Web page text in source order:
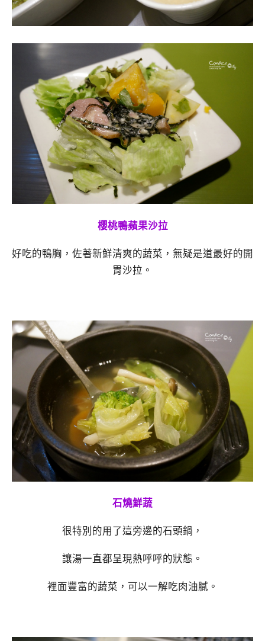
櫻桃鴨蘋果沙拉
好吃的鴨胸，佐著新鮮清爽的蔬菜，無疑是道最好的開
胃沙拉。
石燒鮮蔬
很特別的用了這旁邊的石頭鍋，
讓湯一直都呈現熱呼呼的狀態。
裡面豐富的蔬菜，可以一解吃肉油膩。